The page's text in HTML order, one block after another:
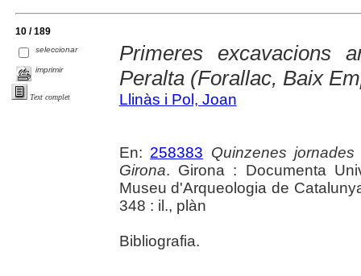
10 / 189
seleccionar
imprimir
Text complet
Primeres excavacions
Peralta (Forallac, Baix
Llinàs i Pol, Joan
En: 258383 Quinzenes
Girona. Girona : Documenta
Museu d'Arqueologia de
348 : il., plàn
Bibliografia.